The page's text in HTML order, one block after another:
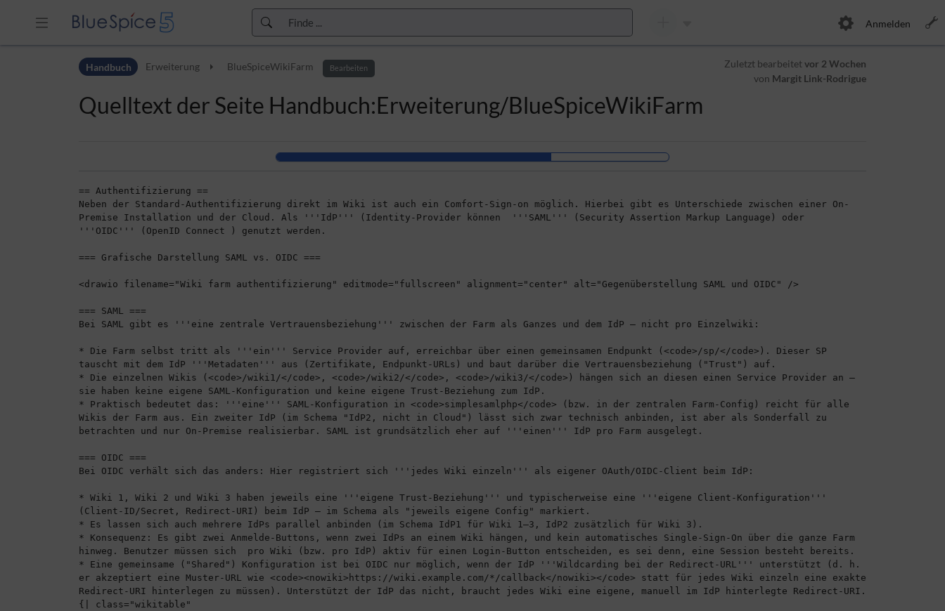
Zur Hauptnavigation
Zum Arbeitsbereich
Anmelden
Handbuch Erweiterung BlueSpiceWikiFarm Bearbeiten Zuletzt bearbeitetvor 2 Wochen
von Margit Link-Rodrigue
Quelltext der Seite Handbuch:Erweiterung/BlueSpiceWikiFarm